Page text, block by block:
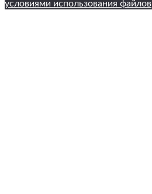
условиями использования файлов